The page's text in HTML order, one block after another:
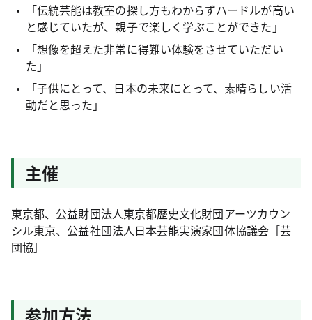
「伝統芸能は教室の探し方もわからずハードルが高い
と感じていたが、親子で楽しく学ぶことができた」
「想像を超えた非常に得難い体験をさせていただい
た」
「子供にとって、日本の未来にとって、素晴らしい活
動だと思った」
主催
東京都、公益財団法人東京都歴史文化財団アーツカウン
シル東京、公益社団法人日本芸能実演家団体協議会［芸
団協］
参加方法